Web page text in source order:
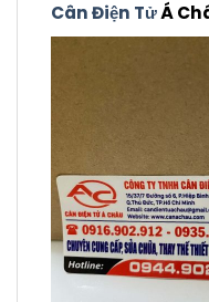
Cân Điện TửÁ